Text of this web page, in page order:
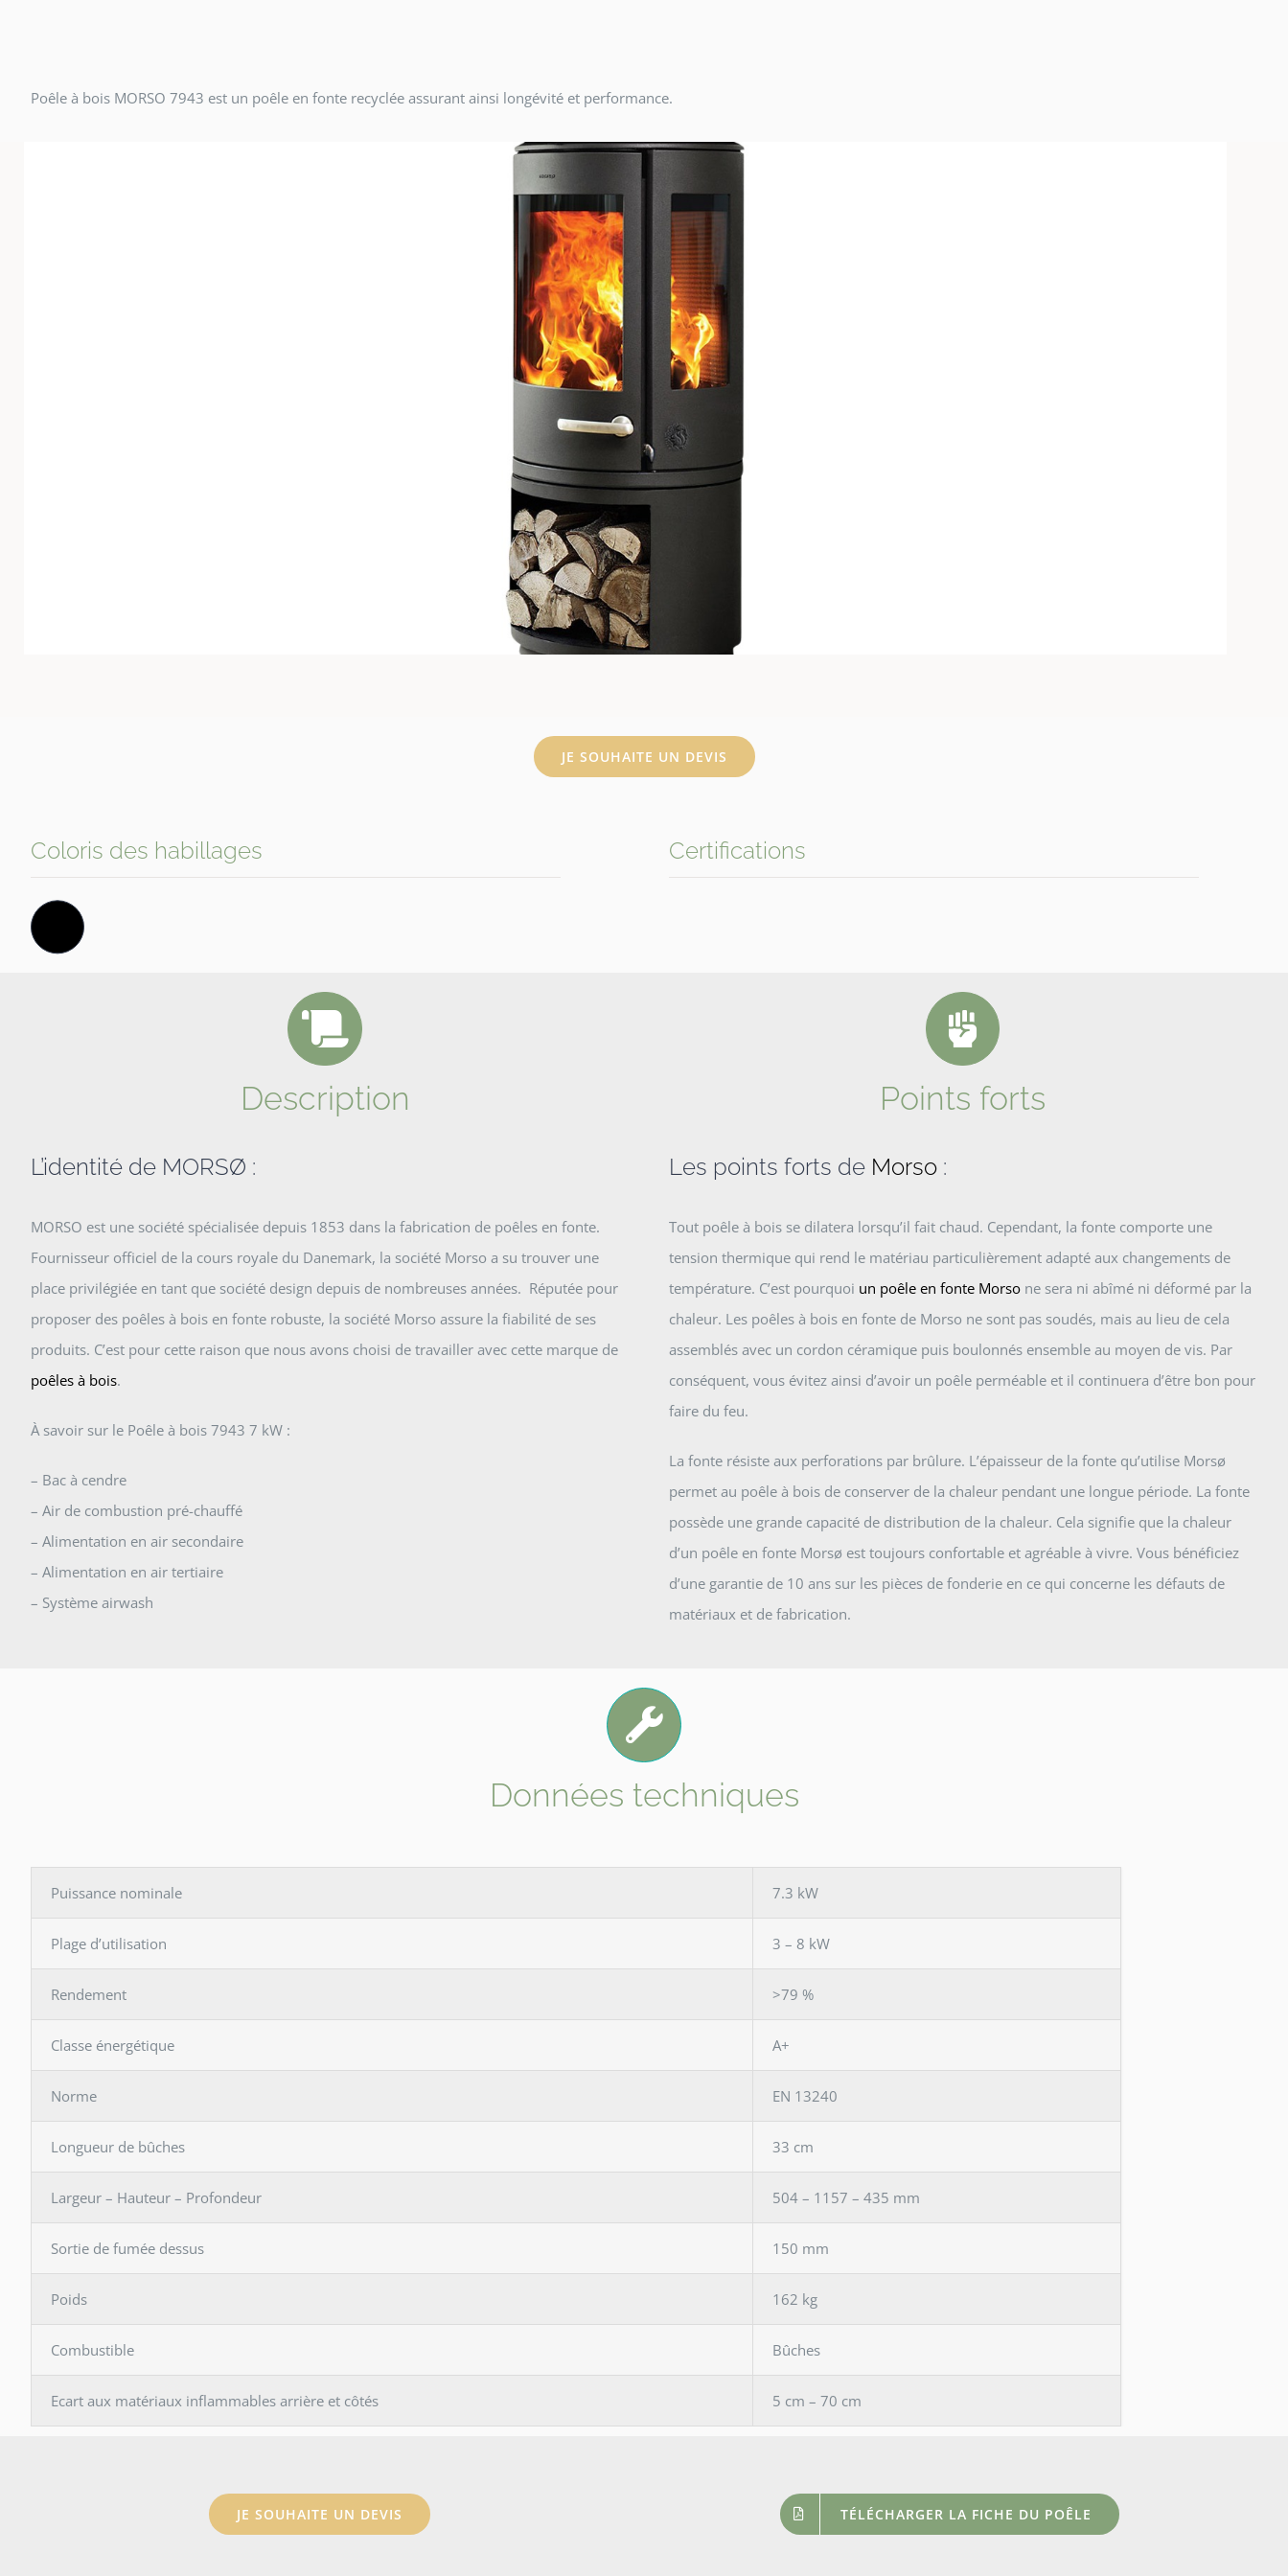
Poêle à bois MORSO 7943 est un poêle en fonte recyclée assurant ainsi longévité et performance.
JE SOUHAITE UN DEVIS
Coloris des habillages Certifications
Description
L’identité de MORSØ :
MORSO est une société spécialisée depuis 1853 dans la fabrication de poêles en fonte.
Fournisseur officiel de la cours royale du Danemark, la société Morso a su trouver une
place privilégiée en tant que société design depuis de nombreuses années. Réputée pour
proposer des poêles à bois en fonte robuste, la société Morso assure la fiabilité de ses
produits. C’est pour cette raison que nous avons choisi de travailler avec cette marque de
poêles à bois.
À savoir sur le Poêle à bois 7943 7 kW :
– Bac à cendre
– Air de combustion pré-chauffé
– Alimentation en air secondaire
– Alimentation en air tertiaire
– Système airwash
Points forts
Les points forts de Morso:
Tout poêle à bois se dilatera lorsqu’il fait chaud. Cependant, la fonte comporte une
tension thermique qui rend le matériau particulièrement adapté aux changements de
température. C’est pourquoi un poêle en fonte Morsone sera ni abîmé ni déformé par la
chaleur. Les poêles à bois en fonte de Morso ne sont pas soudés, mais au lieu de cela
assemblés avec un cordon céramique puis boulonnés ensemble au moyen de vis. Par
conséquent, vous évitez ainsi d’avoir un poêle perméable et il continuera d’être bon pour
faire du feu.
La fonte résiste aux perforations par brûlure. L’épaisseur de la fonte qu’utilise Morsø
permet au poêle à bois de conserver de la chaleur pendant une longue période. La fonte
possède une grande capacité de distribution de la chaleur. Cela signifie que la chaleur
d’un poêle en fonte Morsø est toujours confortable et agréable à vivre. Vous bénéficiez
d’une garantie de 10 ans sur les pièces de fonderie en ce qui concerne les défauts de
matériaux et de fabrication.
Données techniques
Puissance nominale 7.3 kW
Plage d’utilisation 3 – 8 kW
Rendement >79 %
Classe énergétique A+
Norme EN 13240
Longueur de bûches 33 cm
Largeur – Hauteur – Profondeur 504 – 1157 – 435 mm
Sortie de fumée dessus 150 mm
Poids 162 kg
Combustible Bûches
Ecart aux matériaux inflammables arrière et côtés 5 cm – 70 cm
JE SOUHAITE UN DEVIS TÉLÉCHARGER LA FICHE DU POÊLE